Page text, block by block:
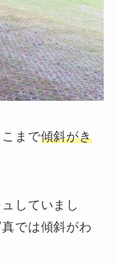
まで傾斜がき
していまし
では傾斜がわ